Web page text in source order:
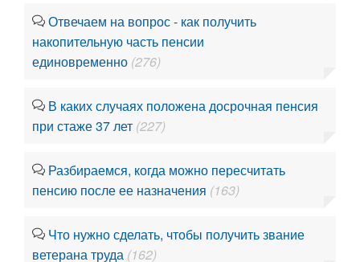
Отвечаем на вопрос - как получить
накопительную часть пенсии
единовременно (276)
В каких случаях положена досрочная пенсия
при стаже 37 лет (227)
Разбираемся, когда можно пересчитать
пенсию после ее назначения (163)
Что нужно сделать, чтобы получить звание
ветерана труда (162)